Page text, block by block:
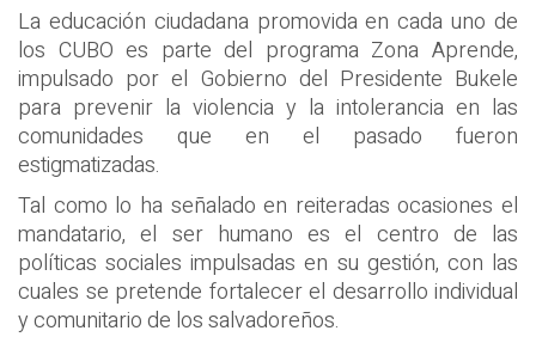
La educación ciudadana promovida en cada uno de
los CUBO es parte del programa Zona Aprende,
impulsado por el Gobierno del Presidente Bukele
para prevenir la violencia y la intolerancia en las
comunidades que en el pasado fueron
estigmatizadas.
Tal como lo ha señalado en reiteradas ocasiones el
mandatario, el ser humano es el centro de las
políticas sociales impulsadas en su gestión, con las
cuales se pretende fortalecer el desarrollo individual
y comunitario de los salvadoreños.